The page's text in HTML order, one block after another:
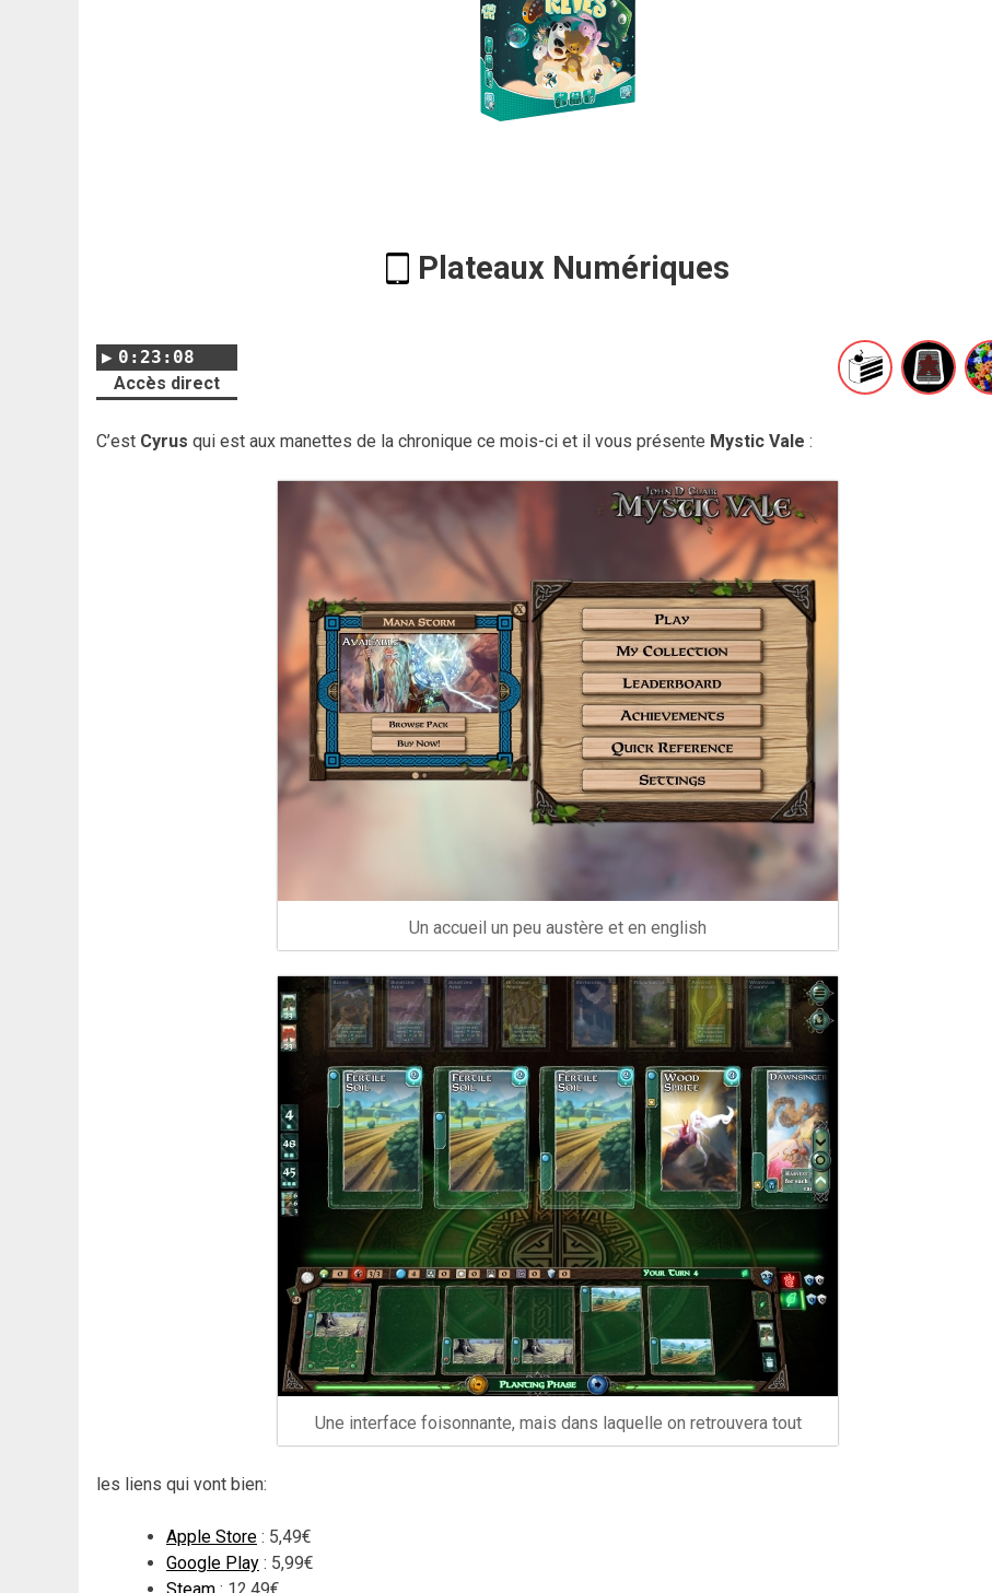
Plateaux Numériques
0:23:08
Accès direct
C’est Cyrus qui est aux manettes de la chronique ce mois-ci et il vous présente Mystic Vale :
Un accueil un peu austère et en english
Une interface foisonnante, mais dans laquelle on retrouvera tout
les liens qui vont bien:
Apple Store : 5,49€
Google Play : 5,99€